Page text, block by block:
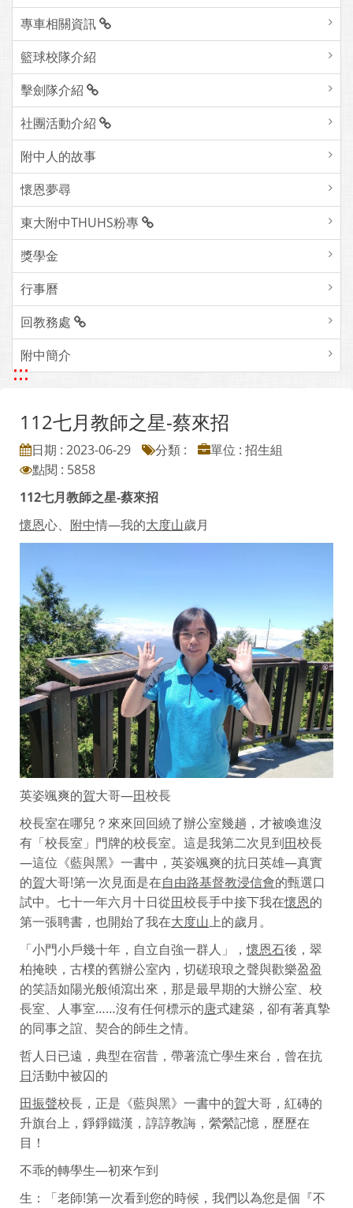
專車相關資訊
籃球校隊介紹
擊劍隊介紹
社團活動介紹
附中人的故事
懷恩夢尋
東大附中THUHS粉專
獎學金
行事曆
回教務處
附中簡介
:::
112七月教師之星-蔡來招
日期 : 2023-06-29 分類 :
單位 : 招生組
點閱 : 5858
112七月教師之星-蔡來招
懷恩心、 附中情—我的大度山歲月
英姿颯爽的賀大哥—田校長
校長室在哪兒？來來回回繞了辦公室幾趟，才被喚進沒
有「校長室」門牌的校長室。這是我第二次見到田校長
—這位《藍與黑》一書中，英姿颯爽的抗日英雄—真實
的賀大哥!第一次見面是在自由路基督教浸信會的甄選口
試中。七十一年六月十日從田校長手中接下我在懷恩的
第一張聘書，也開始了我在大度山上的歲月。
「小門小戶幾十年，自立自強一群人」，懷恩石後，翠
柏掩映，古樸的舊辦公室內，切磋琅琅之聲與歡樂盈盈
的笑語如陽光般傾瀉出來，那是最早期的大辦公室、校
長室、人事室……沒有任何標示的唐式建築，卻有著真摯
的同事之誼、契合的師生之情。
哲人日已遠，典型在宿昔，帶著流亡學生來台，曾在抗
日活動中被囚的
田振聲校長，正是《藍與黑》一書中的賀大哥，紅磚的
升旗台上，錚錚鐵漢，諄諄教誨，縈縈記憶，歷歷在
目！
不乖的轉學生—初來乍到
生：「老師!第一次看到您的時候，我們以為您是個『不